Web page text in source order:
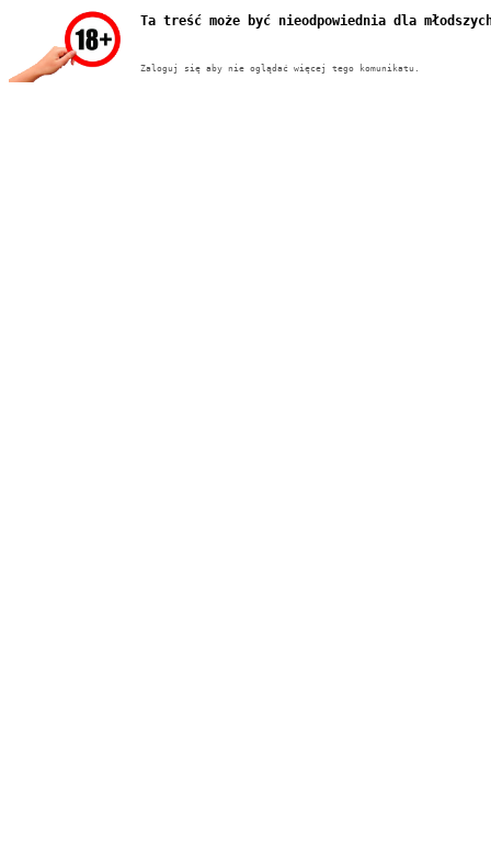
Ta treść może być nieodpowiednia dla
Zaloguj się aby nie oglądać więcej tego komunikatu.